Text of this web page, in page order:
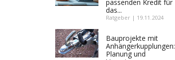
passenden Kredit für
das...
Ratgeber | 19.11.2024
Bauprojekte mit
Anhängerkupplungen:
Planung und